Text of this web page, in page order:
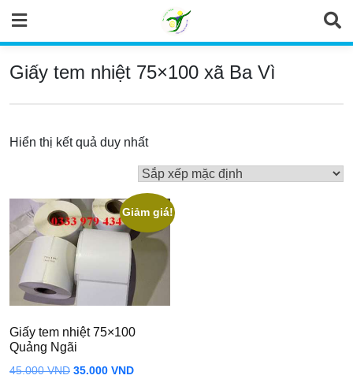
content
Giấy tem nhiệt 75×100 xã Ba Vì
Hiển thị kết quả duy nhất
Giảm giá!
Giấy tem nhiệt 75×100
Quảng Ngãi
45.000VND Giá
35.000 VNDGiá